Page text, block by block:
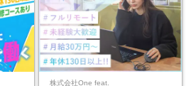
株式会社One feat.